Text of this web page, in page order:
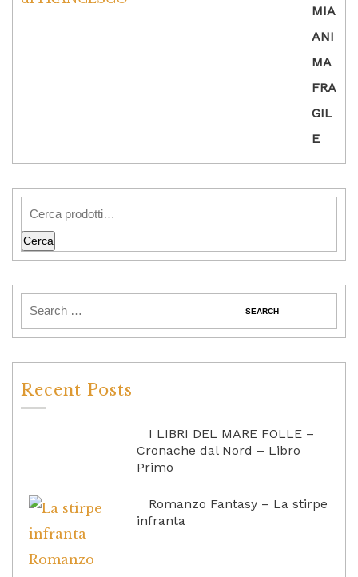
Cerca
Recent Posts
I LIBRI DEL MARE FOLLE –
Cronache dal Nord – Libro
Primo
Romanzo Fantasy – La stirpe
infranta